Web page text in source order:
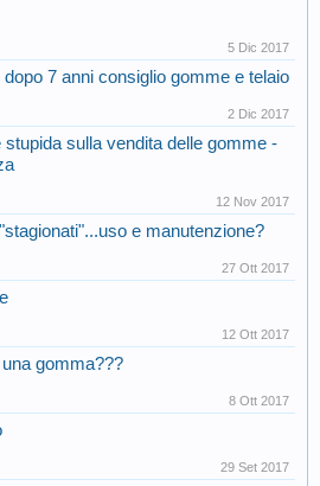
5 Dic 2017
dopo 7 anni consiglio gomme e telaio
2 Dic 2017
stupida sulla vendita delle gomme -
12 Nov 2017
e manutenzione?
27 Ott 2017
12 Ott 2017
gomma???
8 Ott 2017
29 Set 2017